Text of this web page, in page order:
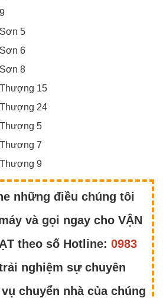
5
6
8
15
24
5
7
9
những điều chúng tôi
và gọi ngay cho VẬN
theo số Hotline: 0983
nghiệm sự chuyên
chuyển nhà của chúng